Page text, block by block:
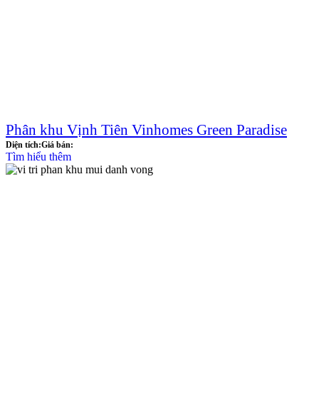
Phân khu Vịnh Tiên Vinhomes Green Paradise
Diện tích:Giá bán:
Tìm hiểu thêm